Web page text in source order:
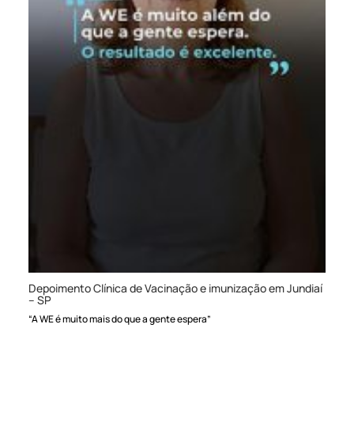
Depoimento Clínica de Vacinação e imunização em Jundiaí
– SP
“A WE é muito mais do que a gente espera”